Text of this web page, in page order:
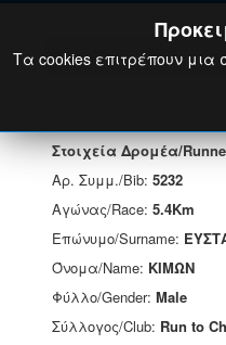
Στοιχεία Δρομέα/
Αρ. Συμμ./Bib: 5232
Αγώνας/Race: 5.4Km
Επώνυμο/Surname:
Όνομα/Name: ΚΙΜΩΝ
Φύλλο/Gender: Male
Σύλλογος/Club: Run to
Τα cookies επιτρέπουν μια